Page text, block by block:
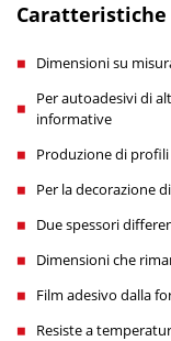
Caratteristiche
Dimensioni su
Per autoadesivi di
informative
Produzione di
Per la decorazione
Due spessori
Dimensioni che
Film adesivo dalla
Resiste a